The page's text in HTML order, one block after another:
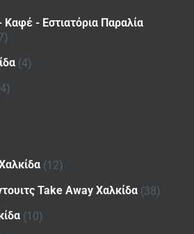
- Εστιατόρια Παραλία
(4)
(12)
Take Away Χαλκίδα (38)
(10)